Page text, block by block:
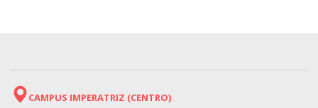
CAMPUS IMPERATRIZ (CENTRO)